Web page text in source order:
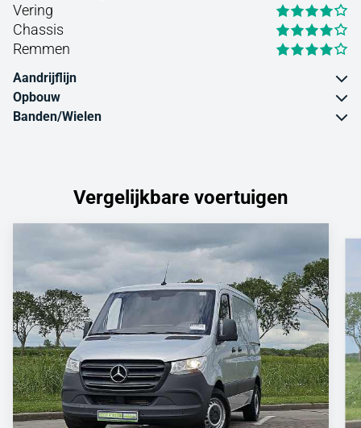
Vering
Chassis
Remmen
Aandrijflijn
Opbouw
Banden/Wielen
Vergelijkbare voertuigen